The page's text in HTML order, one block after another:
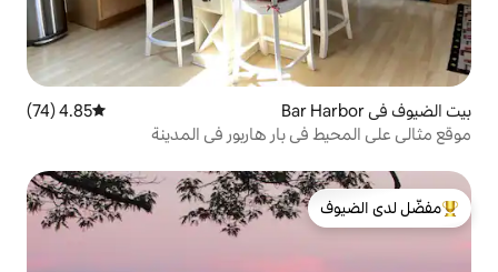
متوسط التقييم 4.85 من 5، 74 مراجعات
4.85 (74)
هاربور في المدينة
الضيوف